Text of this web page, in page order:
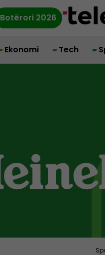
Botërori 2026
Ekonomi Tech